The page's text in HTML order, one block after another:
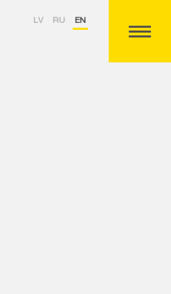
LV RU EN